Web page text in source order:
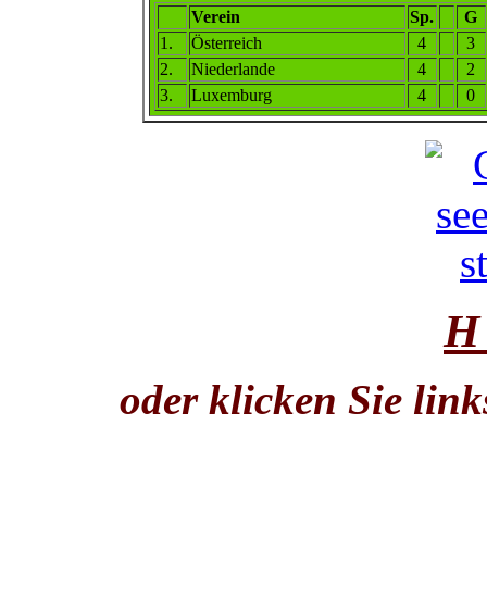
Verein Sp.
G
1.
Österreich 4
3
2.
Niederlande 4
2
3.
Luxemburg 4 0
oder klicken Sie